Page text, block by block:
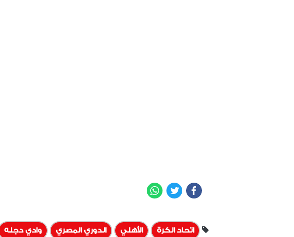
Facebook
Twitter
اتحاد الكرة الأهلي الدوري المصري وادي دجله